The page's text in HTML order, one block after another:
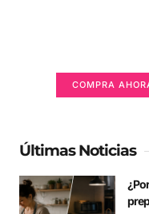
COMPRA
Últimas Noticias